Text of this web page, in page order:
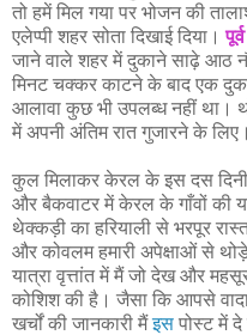
तो हमें मिल गया पर भोजन की
एलेप्पी शहर सोता दिखाई दिया।
जाने वाले शहर में दुकाने साढ़े आठ
मिनट चक्कर काटने के बाद एक
आलावा कुछ भी उपलब्ध नहीं था।
में अपनी अंतिम रात गुजारने के लिए।
कुल मिलाकर केरल के इस दस दिनी
और बैकवाटर में केरल के गाँवों की
थेक्कड़ी का हरियाली से भरपूर
और कोवलम हमारी अपेक्षाओं से
यात्रा वृत्तांत में मैं जो देख और
कोशिश की है। जैसा कि आपसे
खर्चों की जानकारी मैंइस पोस्ट में